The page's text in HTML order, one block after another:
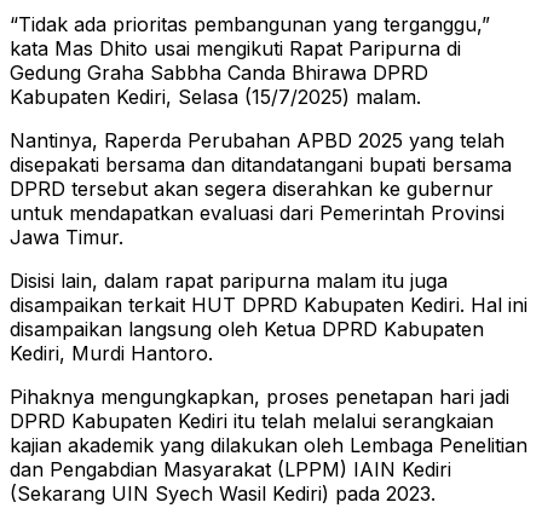
“Tidak ada prioritas pembangunan yang terganggu,”
kata Mas Dhito usai mengikuti Rapat Paripurna di
Gedung Graha Sabbha Canda Bhirawa DPRD
Kabupaten Kediri, Selasa (15/7/2025) malam.
Nantinya, Raperda Perubahan APBD 2025 yang telah
disepakati bersama dan ditandatangani bupati bersama
DPRD tersebut akan segera diserahkan ke gubernur
untuk mendapatkan evaluasi dari Pemerintah Provinsi
Jawa Timur.
Disisi lain, dalam rapat paripurna malam itu juga
disampaikan terkait HUT DPRD Kabupaten Kediri. Hal ini
disampaikan langsung oleh Ketua DPRD Kabupaten
Kediri, Murdi Hantoro.
Pihaknya mengungkapkan, proses penetapan hari jadi
DPRD Kabupaten Kediri itu telah melalui serangkaian
kajian akademik yang dilakukan oleh Lembaga Penelitian
dan Pengabdian Masyarakat (LPPM) IAIN Kediri
(Sekarang UIN Syech Wasil Kediri) pada 2023.